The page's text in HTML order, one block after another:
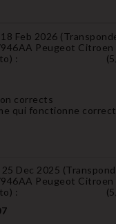
18 Feb 2026 (
Peugeot
) : (5
corrects
qui fonctionne
25 Dec 2025 (
Peugeot
) : (5